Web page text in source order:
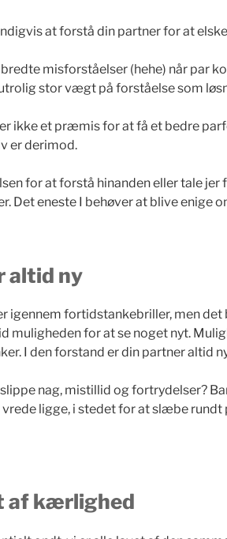
at forstå din partner for at
misforståelser (hehe) når par
stor vægt på forståelse som
ikke et præmis for at få et bedre
er derimod.
for at forstå hinanden eller tale
Det eneste I behøver at blive enige
altid ny
igennem fortidstankebriller, men det
muligheden for at se noget nyt.
I den forstand er din partner altid
nag, mistillid og fortrydelser?
ligge, i stedet for at slæbe rundt
af kærlighed